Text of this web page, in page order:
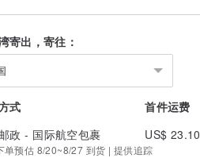
寄出，寄往：
式 首件运费
政 - 国际航空包裹
US$ 23.10
单预估 8/20~8/27 到货 | 提供追踪